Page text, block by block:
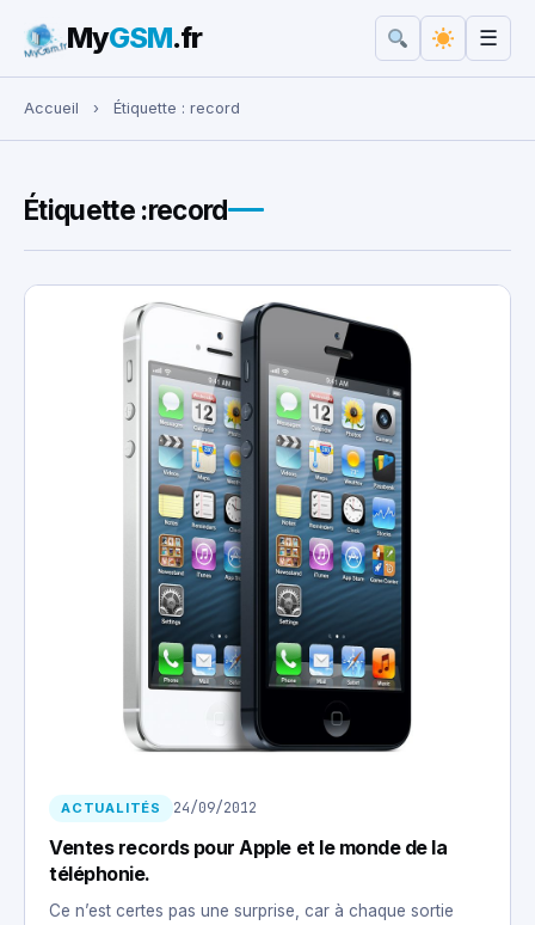
Rechercher :
MyGSM.fr ☰
Accueil › Étiquette : record
Étiquette :record
ACTUALITÉS 24/09/2012
Ventes records pour Apple et le monde de la
téléphonie.
Ce n’est certes pas une surprise, car à chaque sortie